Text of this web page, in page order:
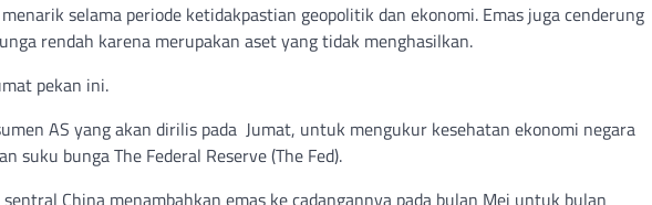
selama periode ketidakpastian geopolitik dan ekonomi. Emas juga cenderung
rendah karena merupakan aset yang tidak menghasilkan.
pekan ini.
AS yang akan dirilis pada Jumat, untuk mengukur kesehatan ekonomi negara
bunga The Federal Reserve (The Fed).
China menambahkan emas ke cadangannya pada bulan Mei untuk bulan